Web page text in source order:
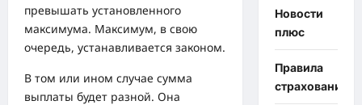
превышать установленного
максимума. Максимум, в свою
очередь, устанавливается законом.
В том или ином случае сумма
выплаты будет разной. Она
Новости
плюс
Правила
страхования